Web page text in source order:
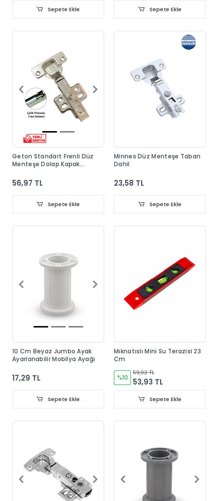
Sepete Ekle Sepete Ekle
Geton Standart Frenli Düz
Menteşe Dolap Kapak
56,97 TL
Sepete Ekle
Minnes Düz Menteşe Taban
Dahil
23,58 TL
Sepete Ekle
10 Cm Beyaz Jumbo Ayak
Ayarlanabilir Mobilya Ayağı
17,29 TL
Sepete Ekle
Mıknatıslı Mini Su Terazisi 23
Cm
%10
59,92 TL
53,93 TL
Sepete Ekle